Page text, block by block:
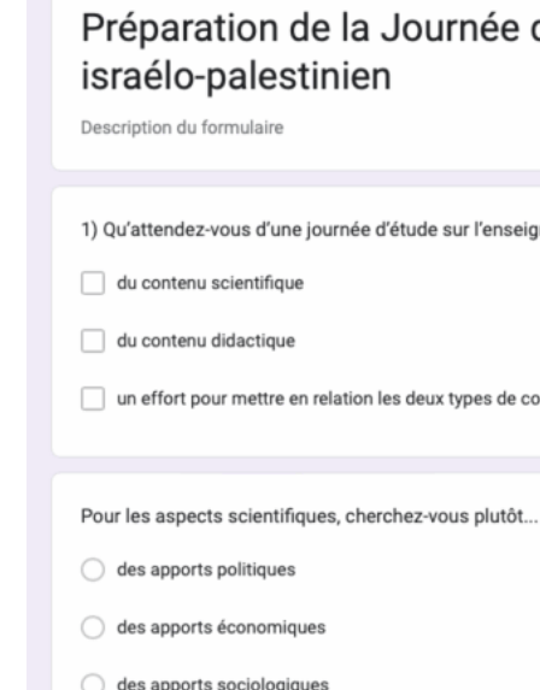
Toutes les actualités
Les rendez-vous de l’APHG
Concours de recrutement
Critique d’ouvrages publiés
Culture